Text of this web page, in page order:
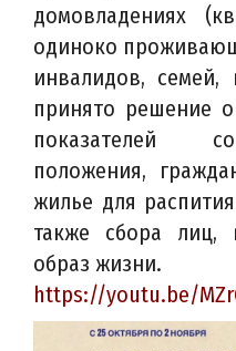
домовладениях
одиноко
инвалидов,
принято решение
показателей
положения,
жилье для
также сбора лиц,
образ жизни.
https://youtu.be/